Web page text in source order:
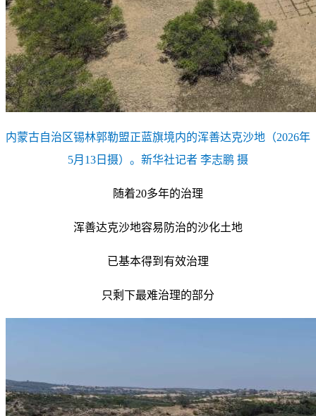
内蒙古自治区锡林郭勒盟正蓝旗境内的浑善达克沙地（2026年
5月13日摄）。新华社记者 李志鹏 摄
随着20多年的治理
浑善达克沙地容易防治的沙化土地
已基本得到有效治理
只剩下最难治理的部分